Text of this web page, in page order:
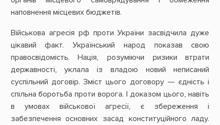
наповнення місцевих бюджетів.
Військова агресія рф проти України засвідчила дуже
цікавий факт. Український народ показав свою
правосвідомість. Нація, розуміючи ризики втрати
державності, уклала із владою новий неписаний
суспільний договір. Зміст цього договору — єдність і
спільна боротьба проти ворога. І доказом цього, навіть
в умовах військової агресії, є збереження і
забезпечення основних засад конституційного ладу.